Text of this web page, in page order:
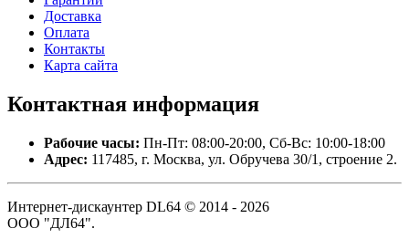
Доставка
Оплата
Контакты
Карта сайта
Контактная информация
Рабочие часы: Пн-Пт: 08:00-20:00, Сб-Вс: 10:00-18:00
Адрес: 117485, г. Москва, ул. Обручева 30/1, строение 2.
Интернет-дискаунтер DL64 © 2014 - 2026
ООО "ДЛ64".